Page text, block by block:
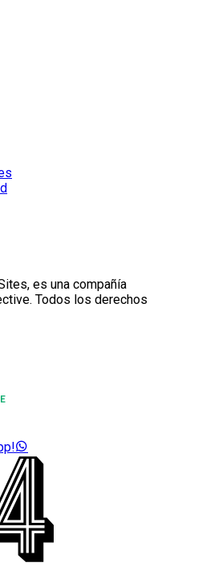
es una compañía
Todos los derechos